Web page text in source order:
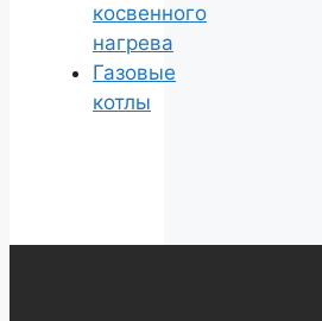
косвенного
нагрева
Газовые
котлы